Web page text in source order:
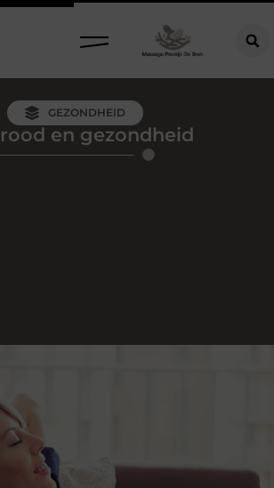
GEZONDHEID
en gezondheid